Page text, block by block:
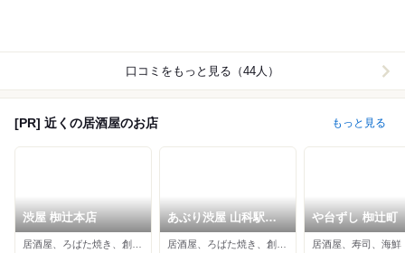
口コミをもっと見る（44人）
[PR] 近くの居酒屋のお店 もっと見る
渋屋 椥辻本店
あぶり渋屋 山科駅前
店
や台ずし 椥辻町
居酒屋、寿司、海鮮